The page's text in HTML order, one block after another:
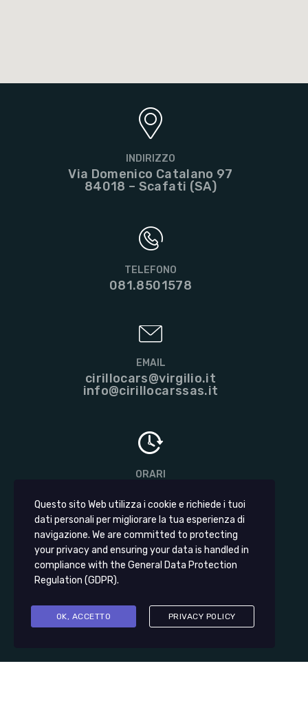
INDIRIZZO
Via Domenico Catalano 97
84018 – Scafati (SA)
TELEFONO
081.8501578
EMAIL
cirillocars@virgilio.it
info@cirillocarssas.it
ORARI
09:00-13:00 | 15:00-19:30
SAB:
09:00-13:00
Questo sito Web utilizza i cookie e richiede i tuoi
dati personali per migliorare la tua esperienza di
navigazione. We are committed to protecting
your privacy and ensuring your data is handled in
compliance with the General Data Protection
Regulation (GDPR).
OK, ACCETTO PRIVACY POLICY